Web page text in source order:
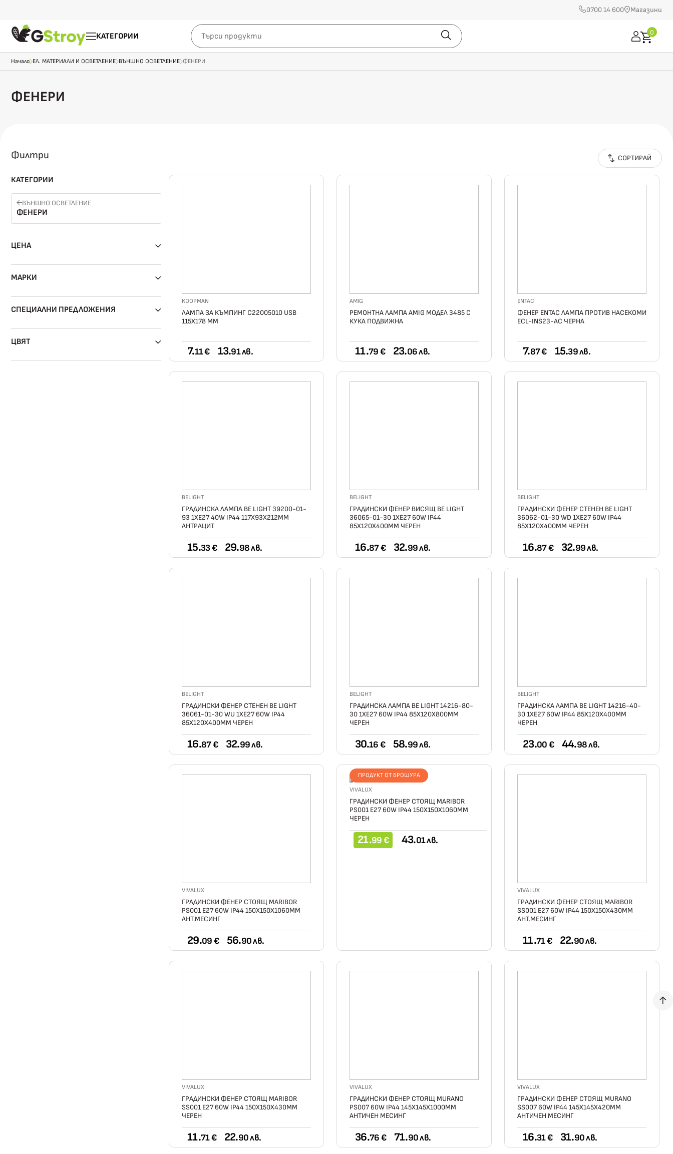
0700 14 600 Магазини
КАТЕГОРИИ 0
Начало ЕЛ. МАТЕРИАЛИ И ОСВЕТЛЕНИЕ ВЪНШНО ОСВЕТЛЕНИЕ ФЕНЕРИ
ФЕНЕРИ
Филтри СОРТИРАЙ
КАТЕГОРИИ
ВЪНШНО ОСВЕТЛЕНИЕ
ФЕНЕРИ
ЦЕНА
МАРКИ
СПЕЦИАЛНИ ПРЕДЛОЖЕНИЯ
ЦВЯТ
KOOPMAN
ЛАМПА ЗА КЪМПИНГ C22005010 USB
115Х178 ММ
7.11 € 13.91 лв.
AMIG
РЕМОНТНА ЛАМПА AMIG МОДЕЛ 3485 С
КУКА ПОДВИЖНА
11.79 € 23.06 лв.
ENTAC
ФЕНЕР ENTAC ЛАМПА ПРОТИВ НАСЕКОМИ
ECL-INS23-AC ЧЕРНА
7.87 € 15.39 лв.
BELIGHT
ГРАДИНСКА ЛАМПА BE LIGHT 39200-01-
93 1ХE27 40W IP44 117X93X212ММ
АНТРАЦИТ
15.33 € 29.98 лв.
BELIGHT
ГРАДИНСКИ ФЕНЕР ВИСЯЩ BE LIGHT
36065-01-30 1ХE27 60W IP44
85X120X400ММ ЧЕРЕН
16.87 € 32.99 лв.
BELIGHT
ГРАДИНСКИ ФЕНЕР СТЕНЕН BE LIGHT
36062-01-30 WD 1ХE27 60W IP44
85X120X400ММ ЧЕРЕН
16.87 € 32.99 лв.
BELIGHT
ГРАДИНСКИ ФЕНЕР СТЕНЕН BE LIGHT
36061-01-30 WU 1ХE27 60W IP44
85X120X400ММ ЧЕРЕН
16.87 € 32.99 лв.
BELIGHT
ГРАДИНСКА ЛАМПА BE LIGHT 14216-80-
30 1ХE27 60W IP44 85X120X800ММ
ЧЕРЕН
30.16 € 58.99 лв.
BELIGHT
ГРАДИНСКА ЛАМПА BE LIGHT 14216-40-
30 1ХE27 60W IP44 85X120X400ММ
ЧЕРЕН
23.00 € 44.98 лв.
VIVALUX
ГРАДИНСКИ ФЕНЕР СТОЯЩ MARIBOR
PS001 Е27 60W IP44 150X150X1060ММ
АНТ.МЕСИНГ
29.09 € 56.90 лв.
ПРОДУКТ ОТ БРОШУРА
VIVALUX
ГРАДИНСКИ ФЕНЕР СТОЯЩ MARIBOR
PS001 Е27 60W IP44 150X150X1060ММ
ЧЕРЕН
21.99 € 43.01 лв.
VIVALUX
ГРАДИНСКИ ФЕНЕР СТОЯЩ MARIBOR
SS001 Е27 60W IP44 150X150X430ММ
АНТ.МЕСИНГ
11.71 € 22.90 лв.
VIVALUX
ГРАДИНСКИ ФЕНЕР СТОЯЩ MARIBOR
SS001 Е27 60W IP44 150X150X430ММ
ЧЕРЕН
11.71 € 22.90 лв.
VIVALUX
ГРАДИНСКИ ФЕНЕР СТОЯЩ MURANO
PS007 60W IP44 145X145X1000ММ
АНТИЧЕН МЕСИНГ
36.76 € 71.90 лв.
VIVALUX
ГРАДИНСКИ ФЕНЕР СТОЯЩ MURANO
SS007 60W IP44 145X145X420ММ
АНТИЧЕН МЕСИНГ
16.31 € 31.90 лв.